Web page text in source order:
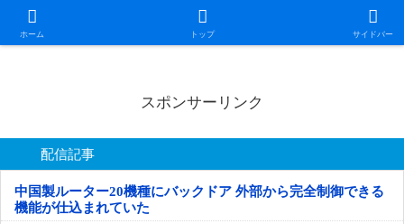
ホーム トップ サイドバー
日本第一！ニュース録
スポンサーリンク
配信記事
中国製ルーター20機種にバックドア 外部から完全制御できる
機能が仕込まれていた